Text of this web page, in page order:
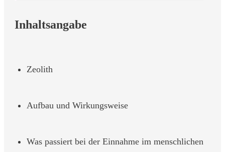
Inhaltsangabe
Zeolith
Aufbau und Wirkungsweise
Was passiert bei der Einnahme im menschlichen